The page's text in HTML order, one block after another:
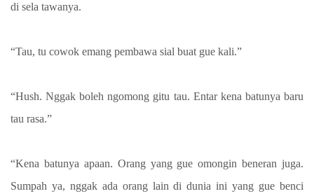
di sela tawanya.
“Tau, tu cowok emang pembawa sial buat gue kali.”
“Hush. Nggak boleh ngomong gitu tau. Entar kena batunya baru
tau rasa.”
“Kena batunya apaan. Orang yang gue omongin beneran juga.
Sumpah ya, nggak ada orang lain di dunia ini yang gue benci